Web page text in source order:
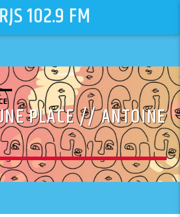
RJS 102.9 FM
PLACE // ANTOINE